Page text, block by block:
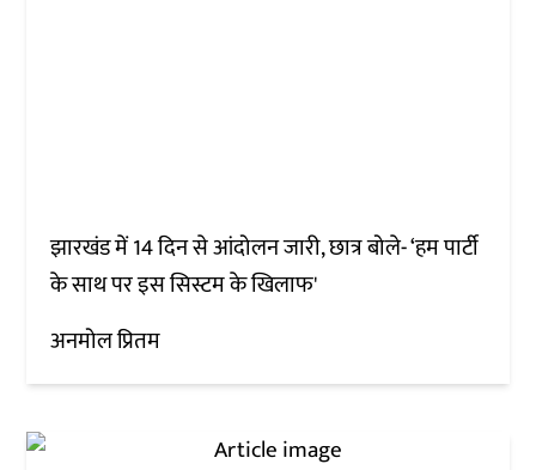
झारखंड में 14 दिन से आंदोलन जारी, छात्र बोले- ‘हम पार्टी
के साथ पर इस सिस्टम के खिलाफ'
अनमोल प्रितम